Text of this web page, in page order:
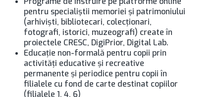
pentru specialiştii memoriei şi patrimoniului
(arhivişti, bibliotecari, colecţionari,
fotografi, istorici, muzeografi) create în
proiectele CRESC, DigiPrior, Digital Lab.
Educație non-formală pentru copii prin
activități educative și recreative
permanente și periodice pentru copii în
filialele cu fond de carte destinat copiilor
(filialele 1, 4, 6)